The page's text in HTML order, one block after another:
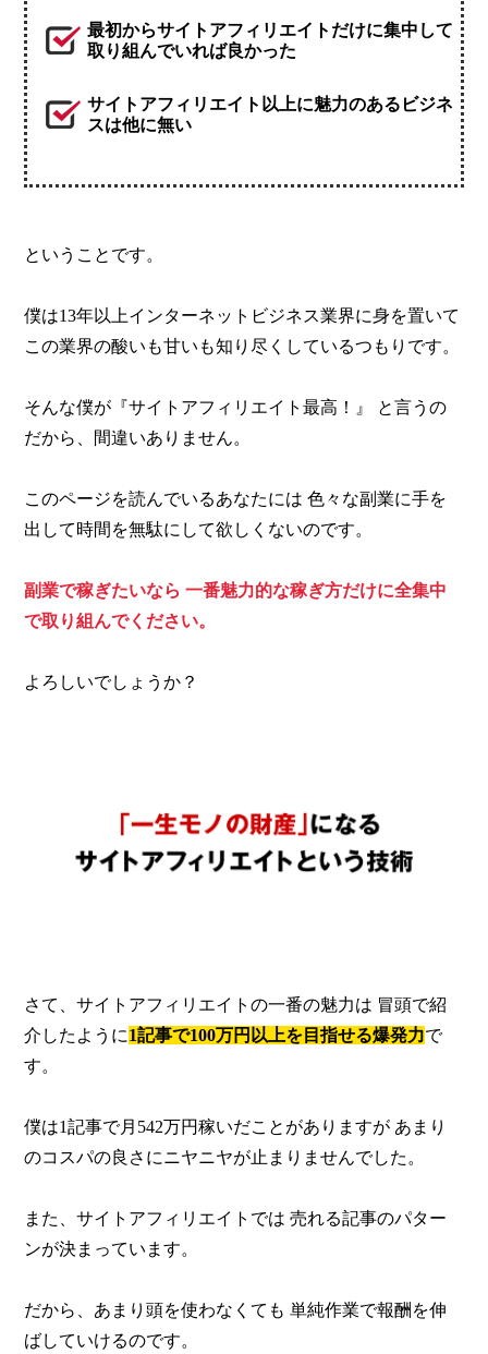
最初からサイトアフィリエイトだけに集中して
取り組んでいれば良かった
サイトアフィリエイト以上に魅力のあるビジネ
スは他に無い
ということです。
僕は13年以上インターネットビジネス業界に身を置いて
この業界の酸いも甘いも知り尽くしているつもりです。
そんな僕が『サイトアフィリエイト最高！』
と言うの
だから、間違いありません。
このページを読んでいるあなたには 色々な副業に手を
出して時間を無駄にして欲しくないのです。
副業で稼ぎたいなら 一番魅力的な稼ぎ方だけに全集中
で取り組んでください。
よろしいでしょうか？
さて、サイトアフィリエイトの一番の魅力は 冒頭で紹
介したように1記事で100万円以上を目指せる爆発力で
す。
僕は1記事で月542万円稼いだことがありますが あまり
のコスパの良さにニヤニヤが止まりませんでした。
また、サイトアフィリエイトでは 売れる記事のパター
ンが決まっています。
だから、あまり頭を使わなくても 単純作業で報酬を伸
ばしていけるのです。